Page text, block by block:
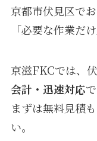
京都市伏見区で
「必要な作業だ
京滋FKCでは、
会計・迅速対応
まずは無料見積
い。